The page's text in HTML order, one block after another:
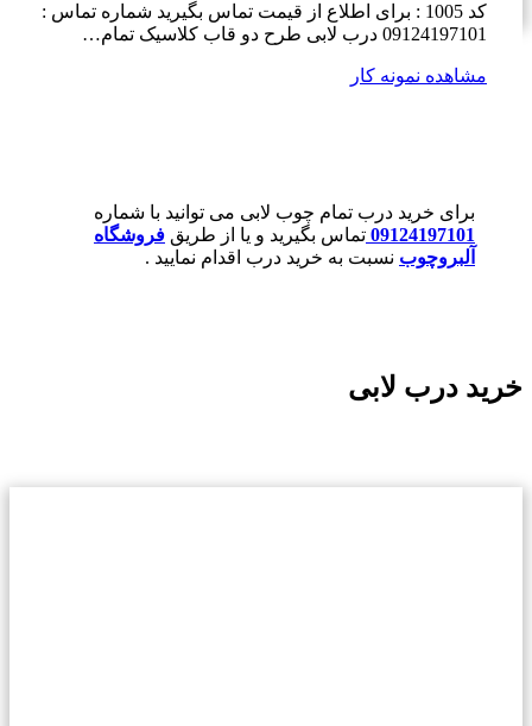
کد 1005 : برای اطلاع از قیمت تماس بگیرید شماره تماس :
09124197101 درب لابی طرح دو قاب کلاسیک تمام…
مشاهده نمونه کار
برای خرید درب تمام چوب لابی می توانید با شماره
09124197101 تماس بگیرید و یا از طریق فروشگاه
آلبروچوب نسبت به خرید درب اقدام نمایید .
خرید درب لابی